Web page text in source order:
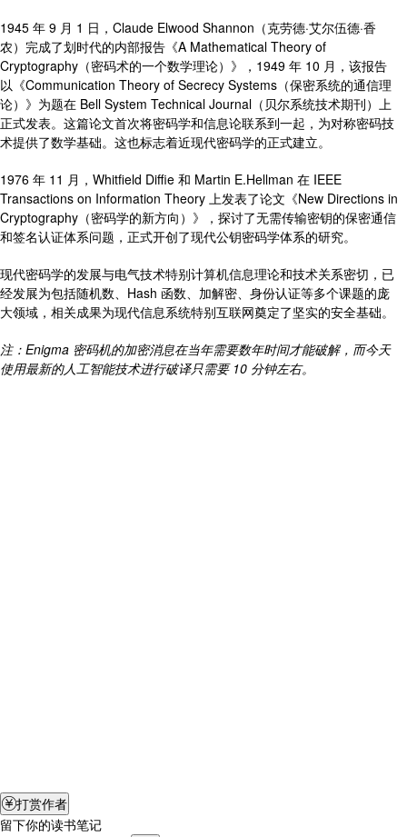
1945 年 9 月 1 日，Claude Elwood Shannon（克劳德·艾尔伍德·香
农）完成了划时代的内部报告《A Mathematical Theory of
Cryptography（密码术的一个数学理论）》，1949 年 10 月，该报告
以《Communication Theory of Secrecy Systems（保密系统的通信理
论）》为题在 Bell System Technical Journal（贝尔系统技术期刊）上
正式发表。这篇论文首次将密码学和信息论联系到一起，为对称密码技
术提供了数学基础。这也标志着近现代密码学的正式建立。
1976 年 11 月，Whitfield Diffie 和 Martin E.Hellman 在 IEEE
Transactions on Information Theory 上发表了论文《New Directions in
Cryptography（密码学的新方向）》，探讨了无需传输密钥的保密通信
和签名认证体系问题，正式开创了现代公钥密码学体系的研究。
现代密码学的发展与电气技术特别计算机信息理论和技术关系密切，已
经发展为包括随机数、Hash 函数、加解密、身份认证等多个课题的庞
大领域，相关成果为现代信息系统特别互联网奠定了坚实的安全基础。
注：Enigma 密码机的加密消息在当年需要数年时间才能破解，而今天
使用最新的人工智能技术进行破译只需要 10 分钟左右。
打赏作者
留下你的读书笔记